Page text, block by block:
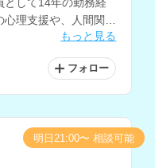
理支援や、人間関
にも対応されていま
もっと見る
フォロー
明日21:00〜 相談可能